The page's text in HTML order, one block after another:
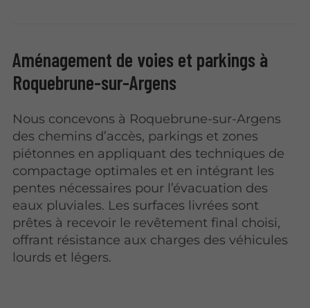
Aménagement de voies et parkings à
Roquebrune-sur-Argens
Nous concevons à Roquebrune-sur-Argens
des chemins d’accès, parkings et zones
piétonnes en appliquant des techniques de
compactage optimales et en intégrant les
pentes nécessaires pour l’évacuation des
eaux pluviales. Les surfaces livrées sont
prêtes à recevoir le revêtement final choisi,
offrant résistance aux charges des véhicules
lourds et légers.